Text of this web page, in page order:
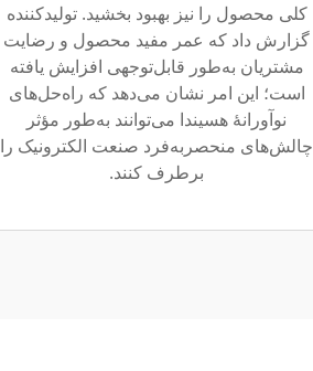
کلی محصول را نیز بهبود بخشید. تولیدکننده
گزارش داد که عمر مفید محصول و رضایت
مشتریان به‌طور قابل‌توجهی افزایش یافته
است؛ این امر نشان می‌دهد که راه‌حل‌های
نوآورانهٔ هسیندا می‌توانند به‌طور مؤثر
چالش‌های منحصربه‌فرد صنعت الکترونیک را
برطرف کنند.